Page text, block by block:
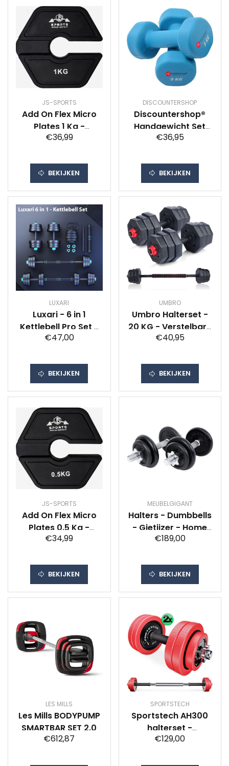
JS-SPORTS
Add On Flex Micro
Plates 1 Kg -
Fractional Plate -
Halterschijven -
Dumbell Micro
€36,99
BEKIJKEN
DISCOUNTERSHOP
Discountershop®
Handgewicht Set
2x3 KG - Dumbbell
Gewichten 6 Kilo
€36,95
BEKIJKEN
LUXARI
Luxari - 6 in 1
Kettlebell Pro Set -
20 KG - Halter
Verstelbaar -
Complete Set -
Thuis Sporten -
Zwart
€47,00
BEKIJKEN
UMBRO
Umbro Halterset -
20 KG - Verstelbare
Dumbells en Barbell
1.25 KG, 1.5KG en
2KG - Kunststof
€40,95
BEKIJKEN
JS-SPORTS
Add On Flex Micro
Plates 0.5 Kg -
Fractional Plate -
Halterschijven -
Dumbell Micro
€34,99
BEKIJKEN
MEUBELGIGANT
Halters - Dumbbells
- Gietijzer - Home
gym - set van 2 -
gewichten
€189,00
BEKIJKEN
LES MILLS
Les Mills BODYPUMP
SMARTBAR SET 2.0
€612,87
SPORTSTECH
Sportstech AH300
halterset -
korte&lange halter
€129,00